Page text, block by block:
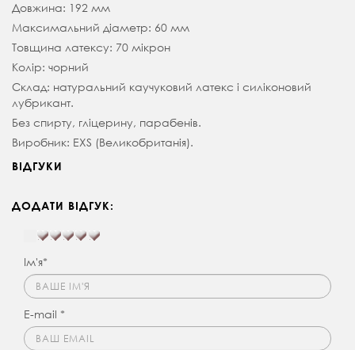
Довжина: 192 мм
Максимальний діаметр: 60 мм
Товщина латексу: 70 мікрон
Колір: чорний
Склад: натуральний каучуковий латекс і силіконовий
лубрикант.
Без спирту, гліцерину, парабенів.
Виробник: EXS (Великобританія).
ВІДГУКИ
ДОДАТИ ВІДГУК:
Ім'я*
E-mail *